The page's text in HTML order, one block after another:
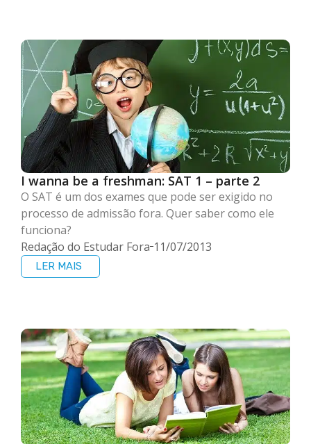
I wanna be a freshman: SAT 1 – parte 2
O SAT é um dos exames que pode ser exigido no
processo de admissão fora. Quer saber como ele
funciona?
Redação do Estudar Fora 11/07/2013
LER MAIS